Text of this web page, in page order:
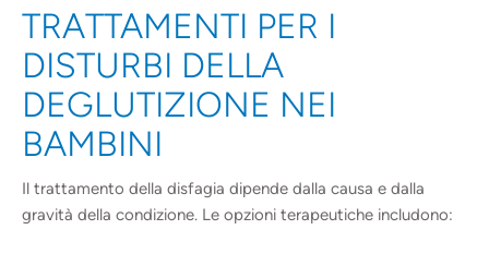
TRATTAMENTI PER I
DISTURBI DELLA
DEGLUTIZIONE NEI
BAMBINI
Il trattamento della disfagia dipende dalla causa e dalla
gravità della condizione. Le opzioni terapeutiche includono: